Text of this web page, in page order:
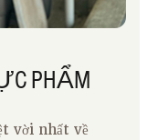
PHẨM
vời nhất về